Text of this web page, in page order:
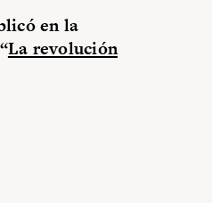
en la
La revolución